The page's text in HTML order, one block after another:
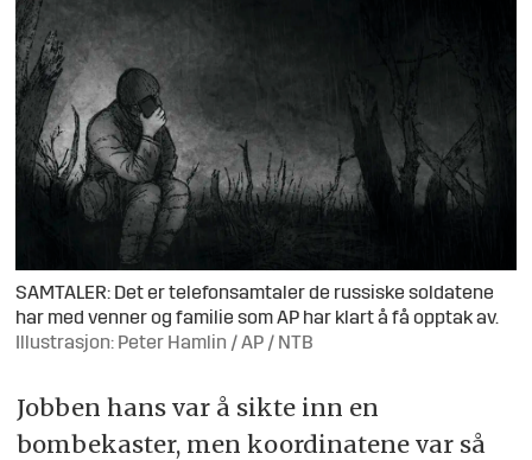
SAMTALER: Det er telefonsamtaler de russiske soldatene
har med venner og familie som AP har klart å få opptak av.
Illustrasjon: Peter Hamlin / AP / NTB
Jobben hans var å sikte inn en
bombekaster, men koordinatene var så